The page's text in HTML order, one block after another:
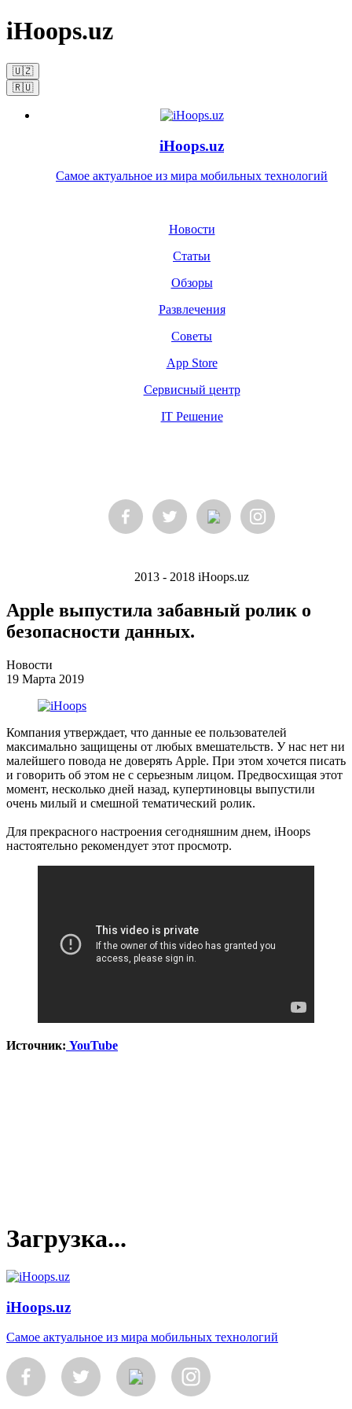
iHoops.uz
🇺🇿
🇷🇺
iHoops.uz
Самое актуальное из мира мобильных технологий
Новости
Статьи
Обзоры
Развлечения
Советы
App Store
Сервисный центр
IT Решение
2013 - 2018 iHoops.uz
Apple выпустила забавный ролик о
безопасности данных.
Новости
19 Марта 2019
Компания утверждает, что данные ее пользователей
максимально защищены от любых вмешательств. У нас нет ни
малейшего повода не доверять Apple. При этом хочется писать
и говорить об этом не с серьезным лицом. Предвосхищая этот
момент, несколько дней назад, купертиновцы выпустили
очень милый и смешной тематический ролик.
Для прекрасного настроения сегодняшним днем, iHoops
настоятельно рекомендует этот просмотр.
Источник: YouTube
Загрузка...
iHoops.uz
Самое актуальное из мира мобильных технологий